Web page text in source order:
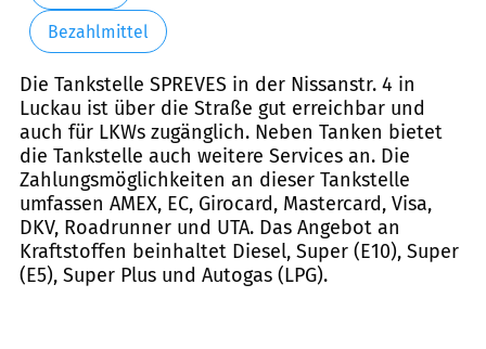
Bezahlmittel
Die Tankstelle SPREVES in der Nissanstr. 4 in
Luckau ist über die Straße gut erreichbar und
auch für LKWs zugänglich. Neben Tanken bietet
die Tankstelle auch weitere Services an. Die
Zahlungsmöglichkeiten an dieser Tankstelle
umfassen AMEX, EC, Girocard, Mastercard, Visa,
DKV, Roadrunner und UTA. Das Angebot an
Kraftstoffen beinhaltet Diesel, Super (E10), Super
(E5), Super Plus und Autogas (LPG).